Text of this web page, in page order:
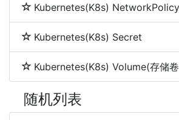
Kubernetes(K8s)
Kubernetes(K8s) Secret
Kubernetes(K8s) Volume(存储
随机列表